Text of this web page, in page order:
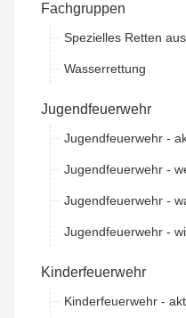
Fachgruppen
Spezielles Retten
Wasserrettung
Jugendfeuerwehr
Jugendfeuerwehr -
Jugendfeuerwehr -
Jugendfeuerwehr -
Jugendfeuerwehr -
Kinderfeuerwehr
Kinderfeuerwehr -